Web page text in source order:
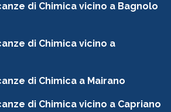
di Chimica vicino a Bagnolo
di Chimica vicino a
di Chimica a Mairano
di Chimica vicino a Capriano